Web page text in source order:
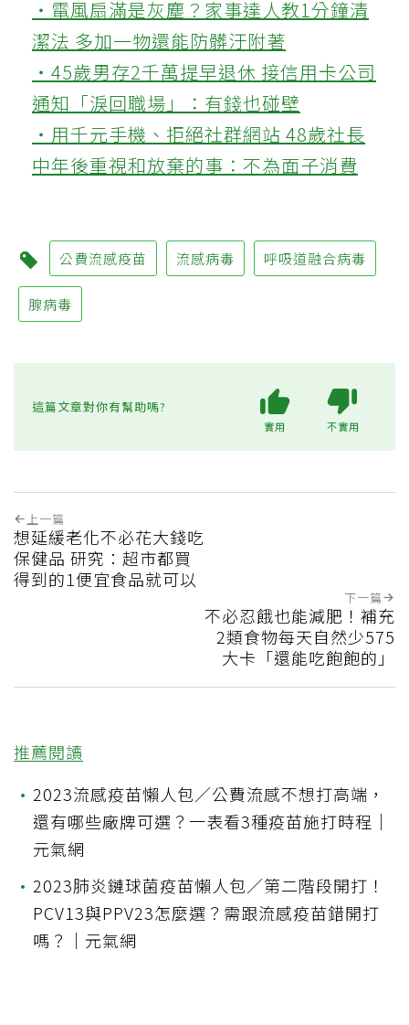
‧電風扇滿是灰塵？家事達人教1分鐘清
潔法 多加一物還能防髒汙附著
‧45歲男存2千萬提早退休 接信用卡公司
通知「淚回職場」：有錢也碰壁
‧用千元手機、拒絕社群網站 48歲社長
中年後重視和放棄的事：不為面子消費
公費流感疫苗 流感病毒 呼吸道融合病毒
腺病毒
這篇文章對你有幫助嗎?
實用 不實用
上一篇
想延緩老化不必花大錢吃
保健品 研究：超市都買
得到的1便宜食品就可以
下一篇
不必忍餓也能減肥！補充
2類食物每天自然少575
大卡「還能吃飽飽的」
推薦閱讀
• 2023流感疫苗懶人包／公費流感不想打高端，
還有哪些廠牌可選？一表看3種疫苗施打時程｜
元氣網
• 2023肺炎鏈球菌疫苗懶人包／第二階段開打！
PCV13與PPV23怎麼選？需跟流感疫苗錯開打
嗎？｜元氣網